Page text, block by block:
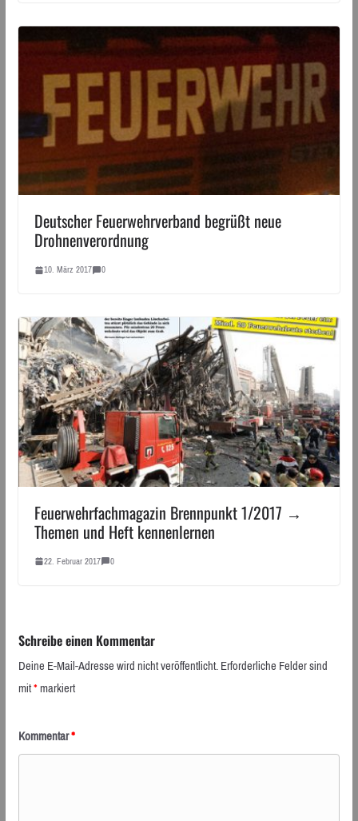
Deutscher Feuerwehrverband begrüßt neue
Drohnenverordnung
10. März 2017 0
Feuerwehrfachmagazin Brennpunkt 1/2017 →
Themen und Heft kennenlernen
22. Februar 2017 0
Schreibe einen Kommentar
Deine E-Mail-Adresse wird nicht veröffentlicht.Erforderliche Felder sind
mit*markiert
Kommentar*